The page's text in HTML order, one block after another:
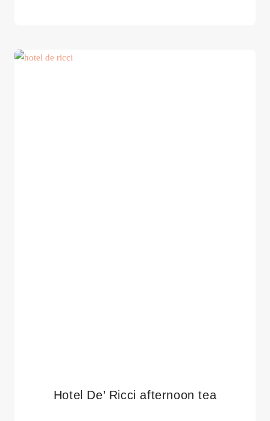
Hotel De’ Ricci afternoon tea